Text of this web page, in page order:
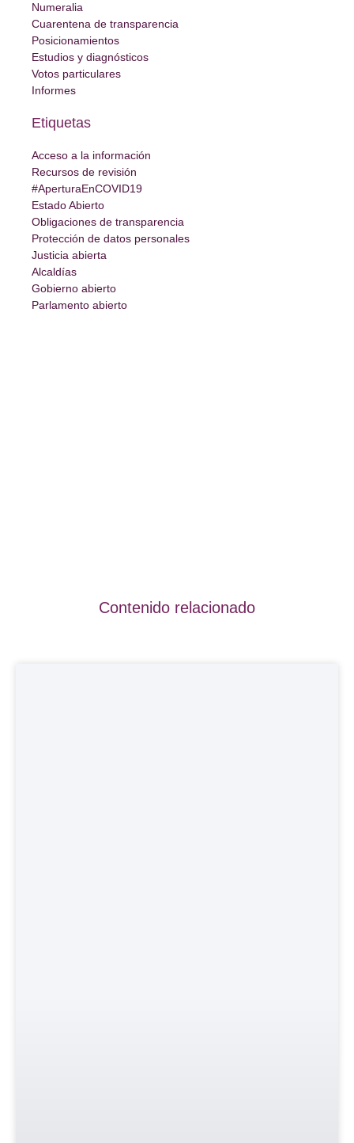
Numeralia
Cuarentena de transparencia
Posicionamientos
Estudios y diagnósticos
Votos particulares
Informes
Etiquetas
Acceso a la información
Recursos de revisión
#AperturaEnCOVID19
Estado Abierto
Obligaciones de transparencia
Protección de datos personales
Justicia abierta
Alcaldías
Gobierno abierto
Parlamento abierto
Contenido relacionado